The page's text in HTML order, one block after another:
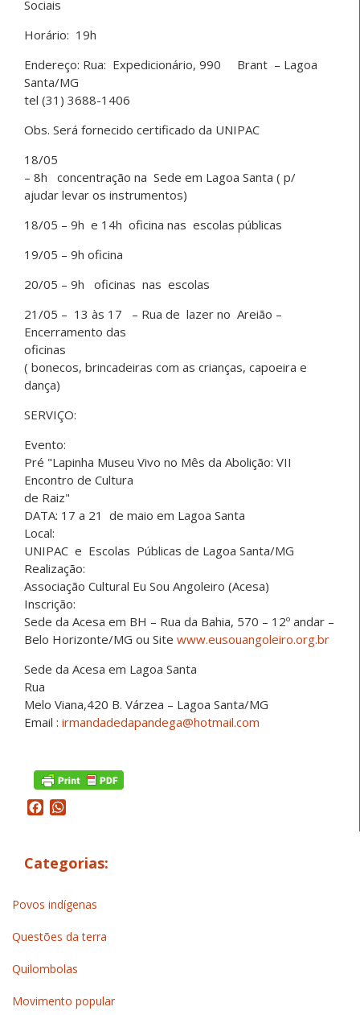
Sociais
Horário: 19h
Endereço: Rua: Expedicionário, 990 Brant – Lagoa
Santa/MG
tel (31) 3688-1406
Obs. Será fornecido certificado da UNIPAC
18/05
– 8h concentração na Sede em Lagoa Santa ( p/
ajudar levar os instrumentos)
18/05 – 9h e 14h oficina nas escolas públicas
19/05 – 9h oficina
20/05 – 9h oficinas nas escolas
21/05 – 13 às 17 – Rua de lazer no Areião –
Encerramento das
oficinas
( bonecos, brincadeiras com as crianças, capoeira e
dança)
SERVIÇO:
Evento:
Pré "Lapinha Museu Vivo no Mês da Abolição: VII
Encontro de Cultura
de Raiz"
DATA: 17 a 21 de maio em Lagoa Santa
Local:
UNIPAC e Escolas Públicas de Lagoa Santa/MG
Realização:
Associação Cultural Eu Sou Angoleiro (Acesa)
Inscrição:
Sede da Acesa em BH – Rua da Bahia, 570 – 12º andar –
Belo Horizonte/MG ou Site www.eusouangoleiro.org.br
Sede da Acesa em Lagoa Santa
Rua
Melo Viana,420 B. Várzea – Lagoa Santa/MG
Email : irmandadedapandega@hotmail.com
Facebook
Categorias:
Povos indígenas
Questões da terra
Quilombolas
Movimento popular